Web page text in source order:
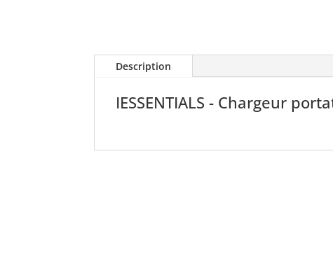
Description
IESSENTIALS - Chargeur